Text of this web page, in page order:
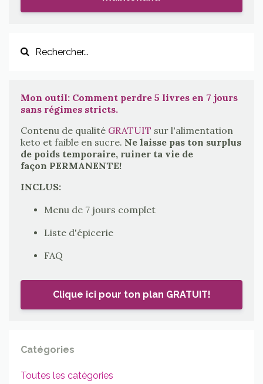
Mon outil: Comment perdre 5 livres en 7 jours
sans régimes stricts.
Contenu de qualité GRATUIT sur l'alimentation
keto et faible en sucre. Ne laisse pas ton surplus
de poids temporaire, ruiner ta vie de
façon PERMANENTE!
INCLUS:
Menu de 7 jours complet
Liste d'épicerie
FAQ
Clique ici pour ton plan GRATUIT!
Catégories
Toutes les catégories